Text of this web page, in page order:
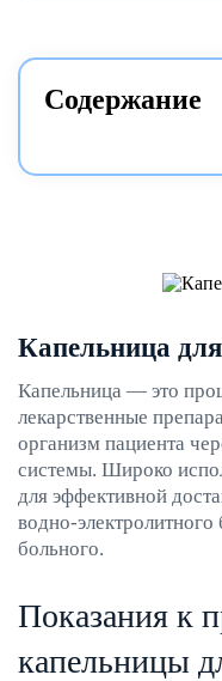
Содержание
Капельница
Капельница — это
лекарственные
организм пациента
системы. Широко
для эффективной
водно-
больного.
Показания к
капельницы